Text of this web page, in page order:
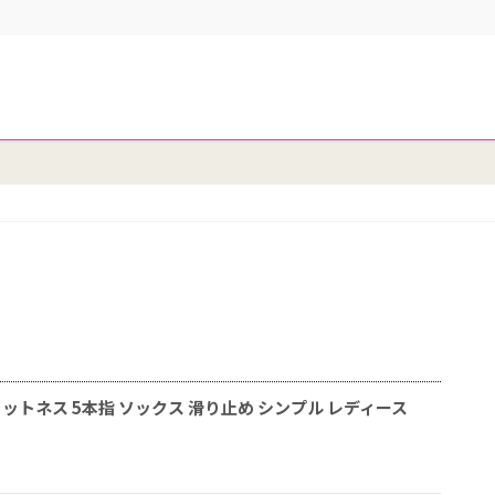
トネス 5本指 ソックス 滑り止め シンプル レディース